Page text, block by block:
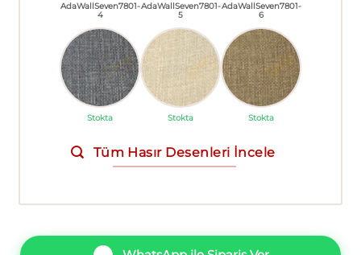
AdaWallSeven7801-
4
Stokta
AdaWallSeven7801-
5
Stokta
AdaWallSeven7801-
6
Stokta
Tüm Hasır Desenleri İncele